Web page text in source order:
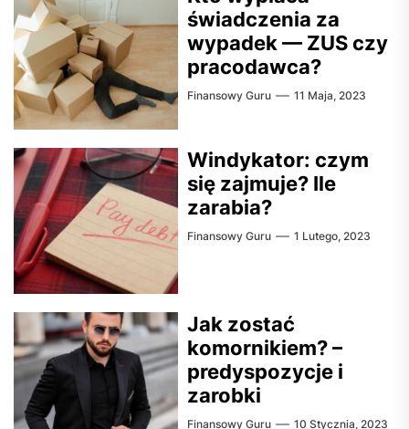
świadczenia za
wypadek — ZUS czy
pracodawca?
Finansowy Guru 11 Maja, 2023
Windykator: czym
się zajmuje? Ile
zarabia?
Finansowy Guru 1 Lutego, 2023
Jak zostać
komornikiem? –
predyspozycje i
zarobki
Finansowy Guru 10 Stycznia, 2023